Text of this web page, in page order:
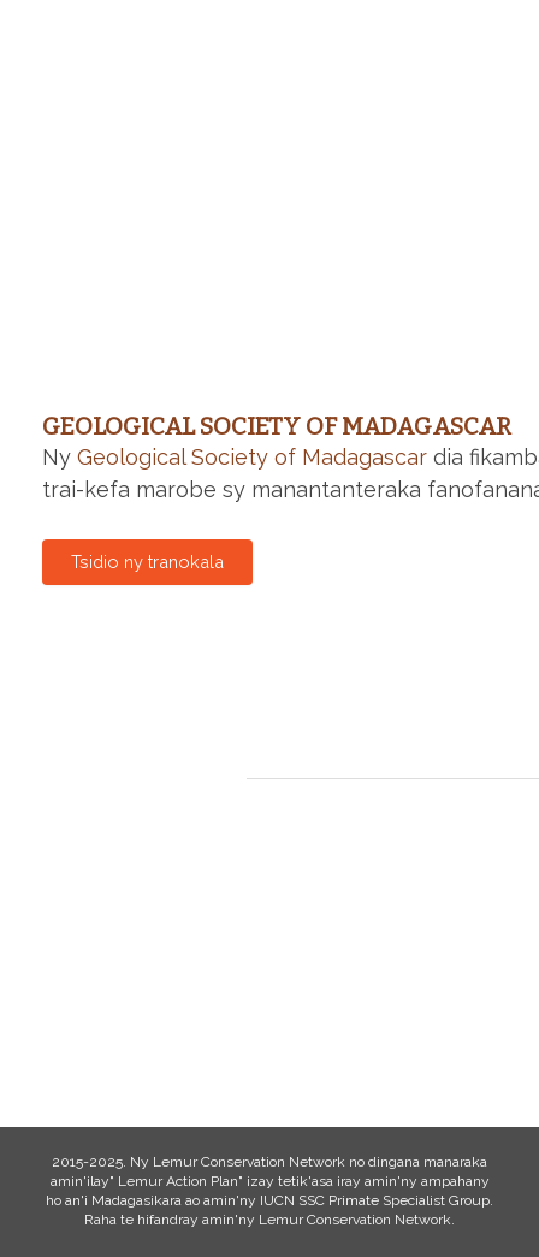
GEOLOGICAL SOCIETY OF MADAGASCAR
Ny Geological Society of Madagascar dia
trai-kefa marobe sy manantanteraka
Tsidio ny tranokala
2015-2025. Ny Lemur Conservation Network no dingana manaraka
amin'ilay" Lemur Action Plan" izay tetik'asa iray amin'ny ampahany
ho an'i Madagasikara ao amin'ny IUCN SSC Primate Specialist Group.
Raha te hifandray amin'ny Lemur Conservation Network.